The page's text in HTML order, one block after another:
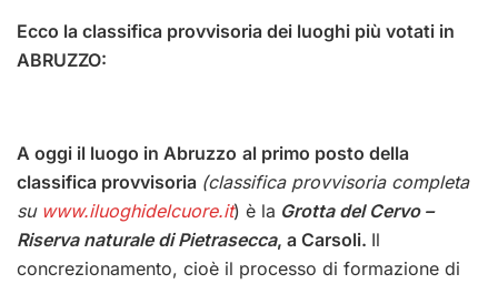
Ecco la classifica provvisoria dei luoghi più votati in
ABRUZZO:
A oggi il luogo in Abruzzo al primo posto della
classifica provvisoria (classifica provvisoria completa
su www.iluoghidelcuore.it) è la Grotta del Cervo –
Riserva naturale di Pietrasecca, a Carsoli. Il
concrezionamento, cioè il processo di formazione di